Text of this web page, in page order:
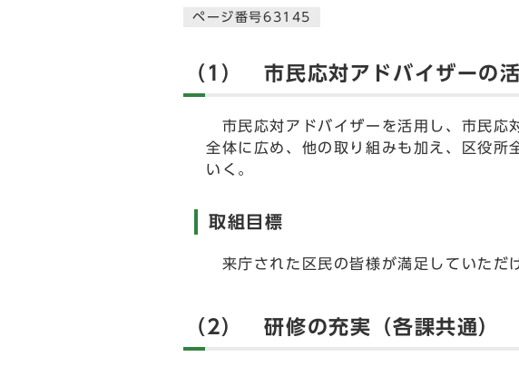
ページ番号63145
（1） 市民応対アドバイザーの活
市民応対アドバイザーを活用し、市民応
全体に広め、他の取り組みも加え、区役所
いく。
取組目標
来庁された区民の皆様が満足していただ
（2） 研修の充実（各課共通）